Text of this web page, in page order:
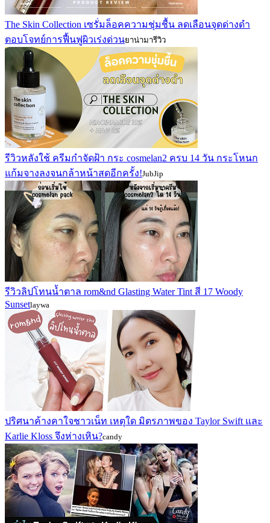
The Skin Collection เซรั่มล็อคความชุ่มชื้น ลดเลือนจุดด่างดำ
ตอบโจทย์การฟื้นฟูผิวเร่งด่วนยาน่ามารีวิว
รีวิวหลังใช้ ครีมกำจัดฝ้า กระ cosmelan2 ครบ 14 วัน กระโหนก
แก้มจางลงจนกล้าหน้าสดอีกครั้ง!JubJip
รีวิวลิปโทนน้ำตาล rom&nd Glasting Water Tint สี 17 Woody
Sunsetlaywa
ปริศนาค้างคาใจชาวเน็ท เหตุใด มิตรภาพของ Taylor Swift และ
Karlie Kloss จึงห่างเหิน?candy